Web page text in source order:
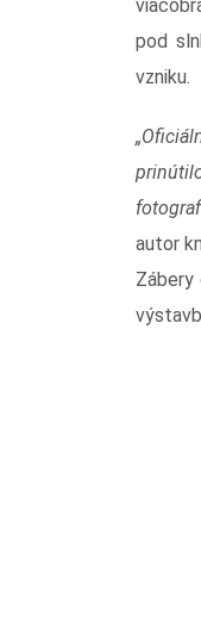
pod
vzniku.
autor
Zábery